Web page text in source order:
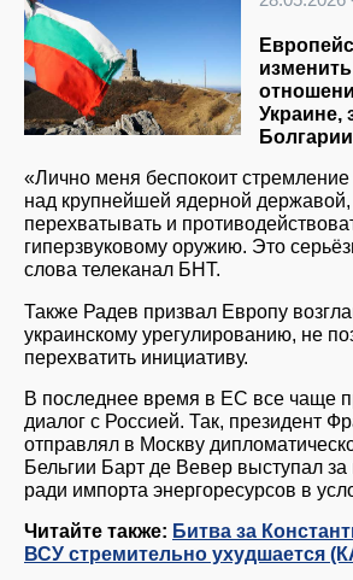
Украине,
«Лично меня беспокоит
над крупнейшей ядерной
перехватывать и
гиперзвуковому оружию. Это
слова телеканал БНТ.
Также Радев призвал Европу
украинскому урегулированию, не
перехватить инициативу.
В последнее время в ЕС все чаще
диалог с Россией. Так, президент
отправлял в Москву
Бельгии Барт де Вевер выступал за
ради импорта энергоресурсов в
Читайте также: Битва за
ВСУ стремительно ухудшается